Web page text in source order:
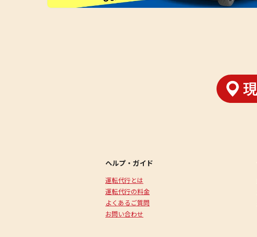
ヘルプ・ガイド
運転代行とは
運転代行の料金
よくあるご質問
お問い合わせ